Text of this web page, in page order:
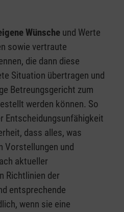
Wünsche und Werte
sowie vertraute
die dann diese
Situation übertragen und
Betreungsgericht zum
werden können. So
Entscheidungsunfähigkeit
dass alles, was
Vorstellungen und
aktueller
Richtlinien der
entsprechende
wenn sie eine